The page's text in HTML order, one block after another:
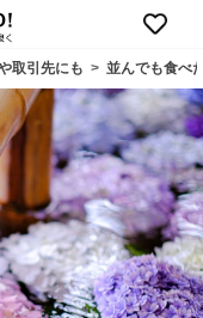
取引先にも > 並んでも食べ